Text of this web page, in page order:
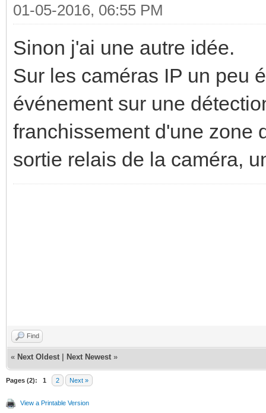
01-05-2016, 06:55 PM
Sinon j'ai une autre idée.
Sur les caméras IP un peu
événement sur une
franchissement d'une zone
sortie relais de la caméra,
Find
« Next Oldest Next Newest »
Pages (2): 1 2 Next »
View a Printable Version